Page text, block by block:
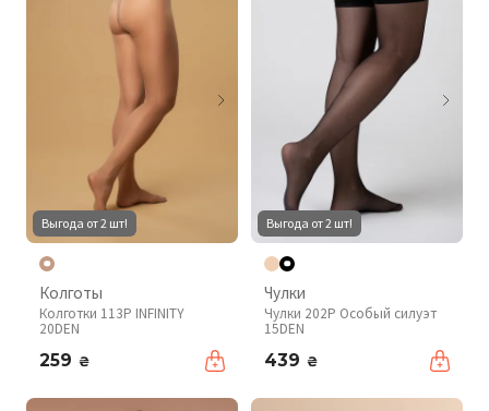
Выгода от 2 шт!
Колготы
Колготки 113P INFINITY
20DEN
259 ₴
Выгода от 2 шт!
Чулки
Чулки 202P Особый силуэт
15DEN
439 ₴